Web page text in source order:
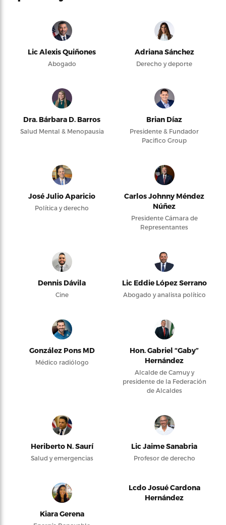
Lic Alexis Quiñones
Abogado
Adriana Sánchez
Derecho y deporte
Dra. Bárbara D. Barros
Salud Mental & Menopausia
Brian Díaz
Presidente & Fundador
Pacifico Group
José Julio Aparicio
Política y derecho
Carlos Johnny Méndez
Núñez
Presidente Cámara de
Representantes
Dennis Dávila
Cine
Lic Eddie López Serrano
Abogado y analista político
González Pons MD
Médico radiólogo
Hon. Gabriel “Gaby”
Hernández
Alcalde de Camuy y
presidente de la Federación
de Alcaldes
Heriberto N. Saurí
Salud y emergencias
Lic Jaime Sanabria
Profesor de derecho
Kiara Gerena
Lcdo Josué Cardona
Hernández